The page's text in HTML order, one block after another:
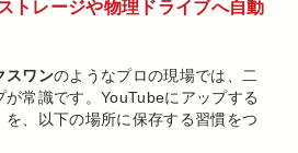
トレージや物理ドライブへ自動
スワンのようなプロの現場では、二
常識です。YouTubeにアップする
、以下の場所に保存する習慣をつ